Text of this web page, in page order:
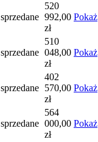
sprzedane
520
992,00
zł
Pokaż
sprzedane
510
048,00
zł
Pokaż
sprzedane
402
570,00
zł
Pokaż
sprzedane
564
000,00
zł
Pokaż